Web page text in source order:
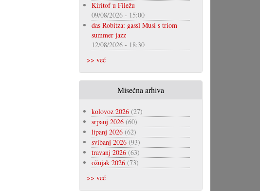
Kiritof u Filežu
09/08/2026 - 15:00
das Robitza: gassl Musi s triom
summer jazz
12/08/2026 - 18:30
>> već
Misečna arhiva
kolovoz 2026(27)
srpanj 2026(60)
lipanj 2026(62)
svibanj 2026(93)
travanj 2026(63)
ožujak 2026(73)
>> već